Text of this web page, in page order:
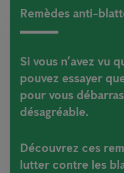
Remèdes anti-
Si vous n’avez vu
pouvez essayer
pour vous
désagréable.
Découvrez ces
lutter contre les